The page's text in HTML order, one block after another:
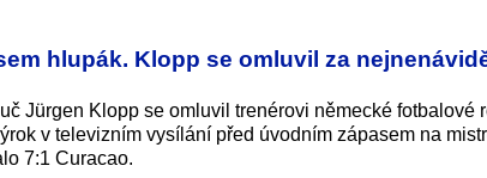
hlupák. Klopp se omluvil za
Jürgen Klopp se omluvil trenérovi německé fotbalové
v televizním vysílání před úvodním zápasem na
7:1 Curacao.